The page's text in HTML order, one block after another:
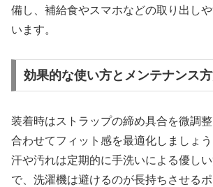
備し、補給食やスマホなどの取り出し
います。
効果的な使い方とメンテナンス
装着時はストラップの締め具合を微調
合わせてフィット感を最適化しましょう
汗や汚れは定期的に手洗いによる優し
で、洗濯機は避けるのが長持ちさせるポ